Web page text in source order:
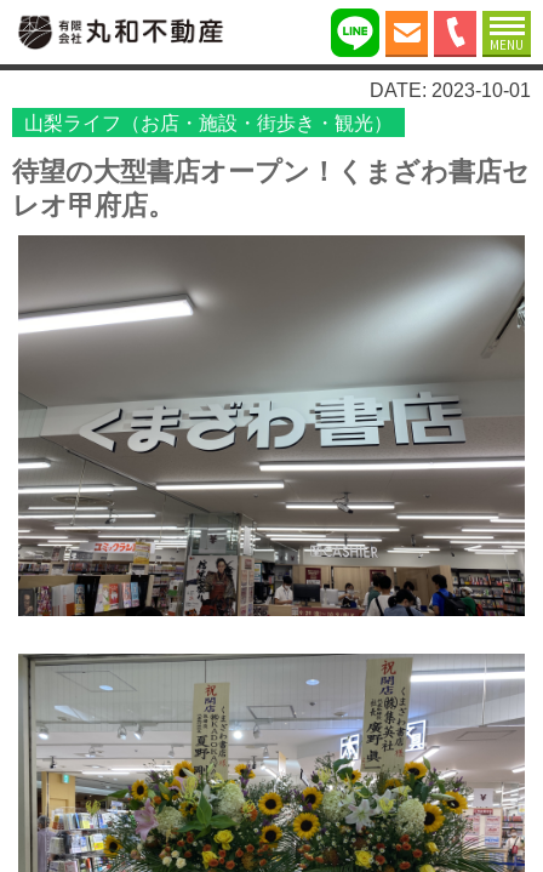
MENU
DATE: 2023-10-01
山梨ライフ（お店・施設・街歩き・観光）
待望の大型書店オープン！くまざわ書店セ
レオ甲府店。